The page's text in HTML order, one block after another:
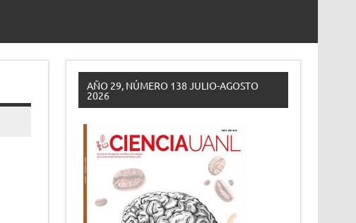
AÑO 29, NÚMERO 138 JULIO-AGOSTO
2026